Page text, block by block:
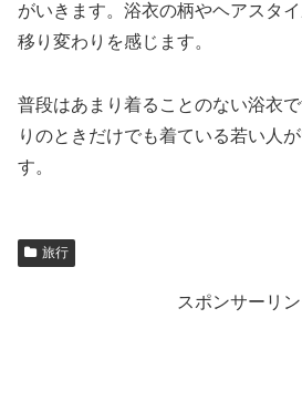
がいきます。浴衣の柄やヘアスタ
移り変わりを感じます。
普段はあまり着ることのない浴衣
りのときだけでも着ている若い人
す。
旅行
スポンサーリン